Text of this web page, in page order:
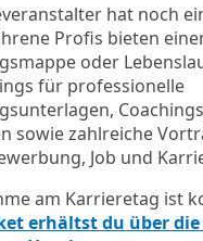
hat noch
Profis bieten
oder
für professionelle
sowie zahlreiche
Job und
am Karrieretag ist
erhältst du über die